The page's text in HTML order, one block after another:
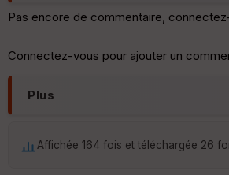
Pas encore de commentaire,
Connectez-vous pour ajouter un
Plus
Affichée 164 fois et téléchargée 26